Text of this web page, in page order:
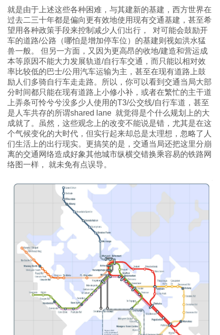
就是由于上述这些各种困难，与其建新的基建，西方世界在
过去二三十年都是偏向更有效地使用现有交通基建，甚至希
望用各种政策手段来控制减少人们出行， 对可能会鼓励开
车的道路/公路（哪怕是增加停车位）的基建则视如洪水猛
兽一般。 但另一方面，又因为更高昂的收地/建造和营运成
本等原因不能大力发展轨道/自行车交通，而只能以相对效
率比较低的巴士/公用汽车运输为主，甚至在现有道路上鼓
励人们多骑自行车走走路。所以，你可以看到交通当局大部
分时间都只能在现有道路上小修小补，或者在繁忙的主干道
上弄条可怜兮兮没多少人使用的T3/公交线/自行车道，甚至
是人车共存的所谓shared lane 就觉得是个什么规划上的大
成就了。虽然，这些观念上的改变不能说是错，尤其是在这
个气候变化的大时代，但实行起来却总是太理想，忽略了人
们生活上的出行现实。更搞笑的是，交通当局还把这里分崩
离的交通网络造成好象其他城市纵横交错换乘容易的铁路网
络图一样， 就未免有点误导。